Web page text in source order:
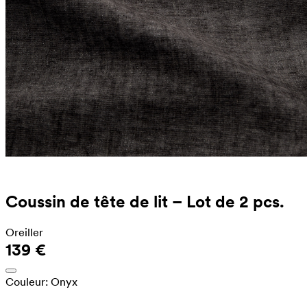
Coussin de tête de lit – Lot de 2 pcs.
Oreiller
139 €
Couleur: Onyx